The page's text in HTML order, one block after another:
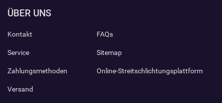
ÜBER UNS
Kontakt
Service
Zahlungsmethoden
Versand
FAQs
Sitemap
Online-Streitschlichtungsplattform